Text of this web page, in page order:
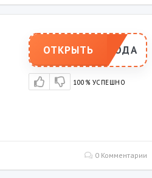
РОМОКОДА
ОТКРЫТЬ
100% УСПЕШНО
0 Комментарии